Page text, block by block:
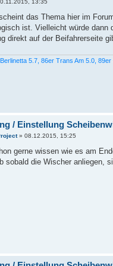
13:35
das Thema hier im
ist. Vielleicht würde
direkt auf der Beifahrerseite
5.7, 86er Trans Am 5.0, 89er
/ Einstellung
» 08.12.2015, 15:25
gerne wissen wie es am
sobald die Wischer anliegen,